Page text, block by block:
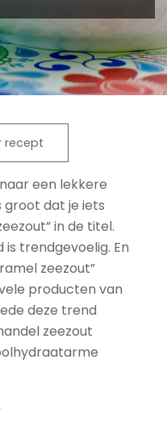
recept
een lekkere
groot dat je iets
in de titel.
trendgevoelig. En
zeezout”
producten van
deze trend
zeezout